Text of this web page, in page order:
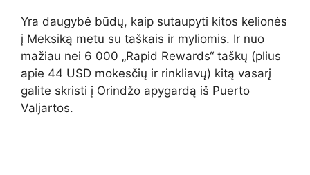
Yra daugybė būdų, kaip sutaupyti kitos kelionės
į Meksiką metu su taškais ir myliomis. Ir nuo
mažiau nei 6 000 „Rapid Rewards“ taškų (plius
apie 44 USD mokesčių ir rinkliavų) kitą vasarį
galite skristi į Orindžo apygardą iš Puerto
Valjartos.